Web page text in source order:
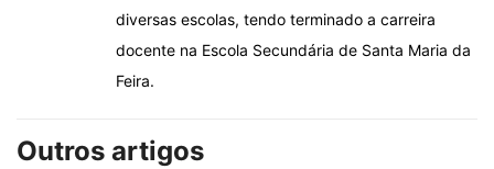
diversas escolas, tendo terminado a carreira
docente na Escola Secundária de Santa Maria da
Feira.
Outros artigos